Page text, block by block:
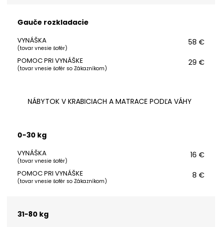
Gauče rozkladacie
VYNÁŠKA
(tovar vnesie šofér)
58 €
POMOC PRI VYNÁŠKE
(tovar vnesie šofér so Zákazníkom)
29 €
NÁBYTOK V KRABICIACH A MATRACE PODĽA VÁHY
0-30 kg
VYNÁŠKA
(tovar vnesie šofér)
16 €
POMOC PRI VYNÁŠKE
(tovar vnesie šofér so Zákazníkom)
8 €
31-80 kg